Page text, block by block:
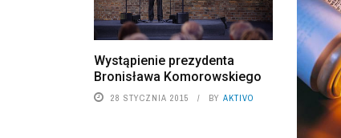
Wystąpienie prezydenta
Bronisława Komorowskiego
28 STYCZNIA 2015 BY AKTIVO